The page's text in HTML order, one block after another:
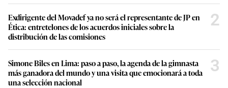
Exdirigente del Movadef ya no será el representante de JP en
Ética: entretelones de los acuerdos iniciales sobre la
distribución de las comisiones
2
Simone Biles en Lima: paso a paso, la agenda de la gimnasta
más ganadora del mundo y una visita que emocionará a toda
una selección nacional
3